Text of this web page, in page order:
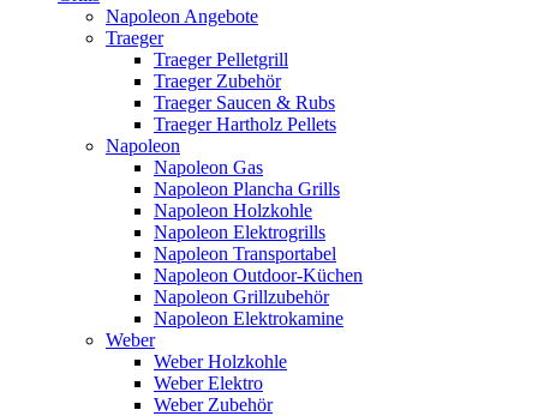
Napoleon Angebote
Traeger
Traeger Pelletgrill
Traeger Zubehör
Traeger Saucen & Rubs
Traeger Hartholz Pellets
Napoleon
Napoleon Gas
Napoleon Plancha Grills
Napoleon Holzkohle
Napoleon Elektrogrills
Napoleon Transportabel
Napoleon Outdoor-Küchen
Napoleon Grillzubehör
Napoleon Elektrokamine
Weber
Weber Holzkohle
Weber Elektro
Weber Zubehör